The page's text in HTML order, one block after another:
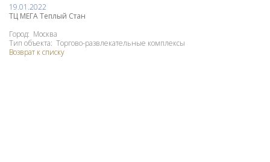
19.01.2022
ТЦ МЕГА Теплый Стан
Город: Москва
Тип объекта: Торгово-развлекательные комплексы
Возврат к списку